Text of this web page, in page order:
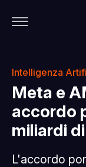
Intelligenza
Meta e
accordo
miliardi
L'accordo